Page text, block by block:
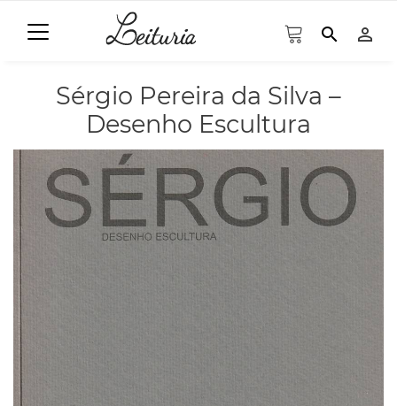
search person_outline
Sérgio Pereira da Silva –
Desenho Escultura